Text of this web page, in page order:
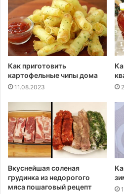
Как приготовить
картофельные чипы дома
11.08.2023
Вкуснейшая соленая
грудинка из недорогого
мяса пошаговый рецепт